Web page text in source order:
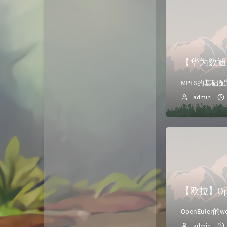
【华为数
admin
【欧拉】
OpenEuler的